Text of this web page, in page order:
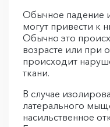
Обычное падение
могут привести к
Обычно это
возрасте или при
происходит
ткани.
В случае
латерального
насильственное